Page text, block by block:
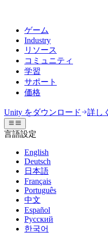
ゲーム
Industry
リソース
コミュニティ
学習
サポート
価格
Unityエンジン
任意のプラットフォーム向
共同作業
チームでの共同作業と迅速
Unity をダウンロード
プランと価格
デプロイ
3Dコラボレーション
リアルタイムで3Dプロジェ
没入型トレーニング
没入型環境でのトレーニング
顧客体験
インタラクティブな3D体験
業界
ドキュメント
公式ユーザーマニュアルと
開発者ツール
リリースバージョンと問題追
ロードマップ
今後の機能をレビューする
ディスカッション
議論、問題解決、つながる
イベント
グローバルおよびローカル
コミュニティストーリー
Made with Unity
Unityクリエイターの紹介
Unity Learn
無料でUnityスキルをマスタ
プロフェッショナルトレーニ
Unityトレーナーでチームを
Unity初心者向け
スタートガイド
学習を開始しましょう
ヘルプを得る
Unityで成功するためのサポ
Success Plan
専門的なサポートで目標を
FAQ
よくある質問への回答
お問い合わせ
Unity をダウンロード 詳し
言語設定
English
Deutsch
日本語
Français
Português
中文
Español
Русский
한국어